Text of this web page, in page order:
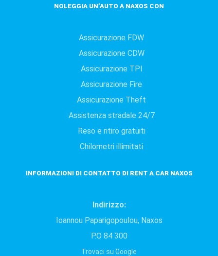
NOLEGGIA UN’AUTO A NAXOS CON
Assicurazione FDW
Assicurazione CDW
Assicurazione TPI
Assicurazione Fire
Assicurazione Theft
Assistenza stradale 24/7
Reso e ritiro gratuiti
Chilometri illimitati
INFORMAZIONI DI CONTATTO DI RENT A CAR ΝAXOS
Indirizzo:
Ioannou Paparigopoulou, Naxos
P.O 84 300
Trovaci su Google